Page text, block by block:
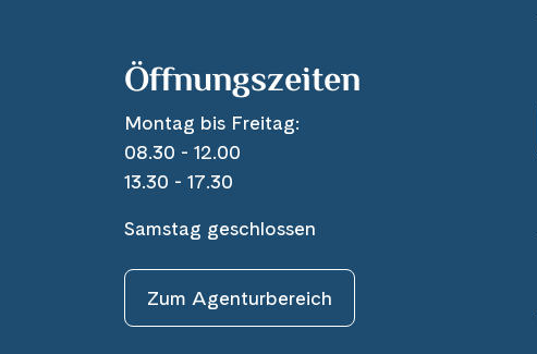
Öffnungszeiten
Montag bis Freitag:
08.30 - 12.00
13.30 - 17.30
Samstag geschlossen
Zum Agenturbereich